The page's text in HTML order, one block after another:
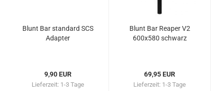
Blunt Bar standard SCS
Adapter
9,90 EUR
Lieferzeit: 1-3 Tage
Blunt Bar Reaper V2
600x580 schwarz
69,95 EUR
Lieferzeit: 1-3 Tage